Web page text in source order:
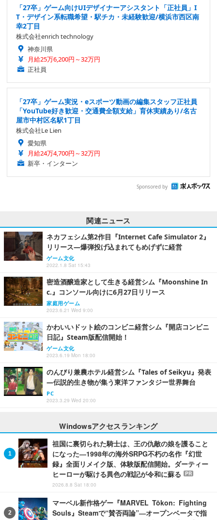
「27卒」ゲーム向けUIデザイナーアシスタント「正社員」I
T・デザイン系転職希望・駅チカ・未経験歓迎/横浜市西区南
幸2丁目
株式会社enrich technology
神奈川県
月給25万6,200円～32万円
正社員
「27卒」ゲーム実況・eスポーツ動画の編集スタッフ正社員
「YouTube好き歓迎・交通費全額支給」育休実績あり/名古
屋市中村区名駅1丁目
株式会社Le Lien
愛知県
月給24万4,700円～32万円
新卒・インターン
Sponsored by
関連ニュース
ネカフェシム第2作目『Internet Cafe Simulator 2』
リリース―爆弾投げ込まれてもめげずに経営
ゲーム文化
2022.1.8 Sat 15:43
密造酒醸造家として生きる経営シム『Moonshine In
c.』コンソール向けに6月27日リリース
家庭用ゲーム
2023.6.21 Wed 9:00
かわいいドット絵のコンビニ経営シム『開店コンビニ
日記』Steam版配信開始！
ゲーム文化
2023.6.19 Mon 18:00
のんびり兼農ホテル経営シム『Tales of Seikyu』発表
―伝説的生き物が集う東洋ファンタジー世界舞台
PC
2023.3.29 Wed 20:00
Windowsアクセスランキング
祖国に裏切られた騎士は、王の仇敵の娘を護ること
になった―1998年の海外SRPG不朽の名作『幻世
録』全面リメイク版、体験版配信開始。ダーティー
ヒーローが駆ける異色の戦記が令和に蘇る
PR
2026.8.8 Sat 18:00
マーベル新作格ゲー『MARVEL Tōkon: Fighting
Souls』Steamで“賛否両論”―オープンベータで指